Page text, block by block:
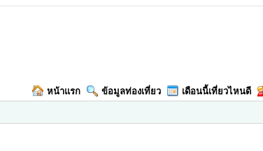
หน้าแรก ข้อมูลท่องเที่ยว เดือนนี้เที่ยวไหนดี